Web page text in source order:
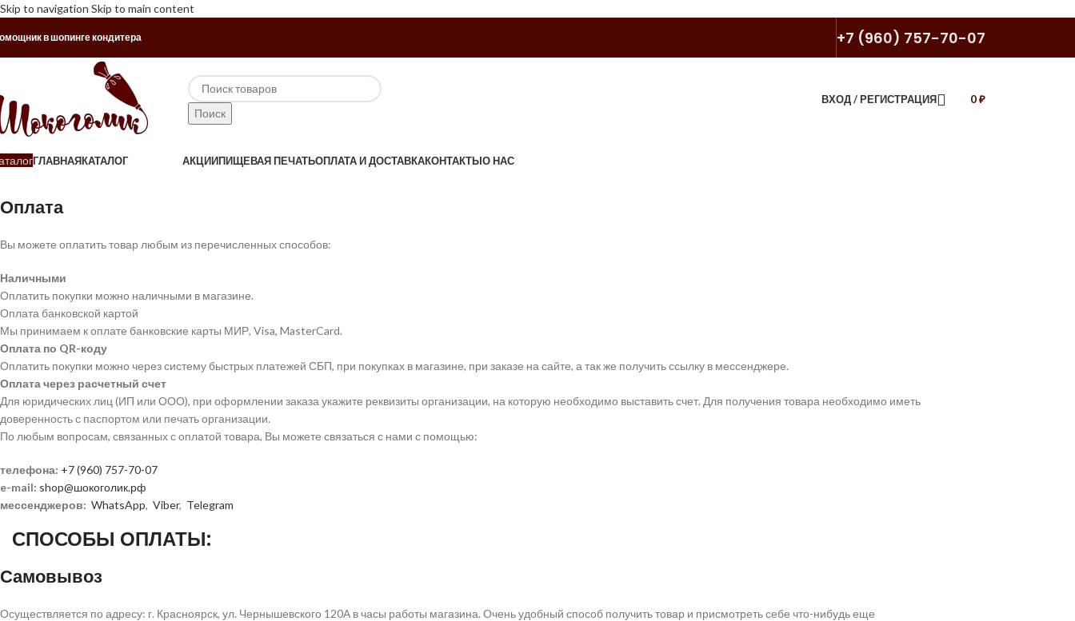
Skip to navigation Skip to main content
в шопинге кондитера +7 (960) 757-70-07
Поиск
ВХОД / РЕГИСТРАЦИЯ 0₽
ГЛАВНАЯКАТАЛОГ АКЦИИПИЩЕВАЯ ПЕЧАТЬОПЛАТА И ДОСТАВКАКОНТАКТЫО НАС
Оплата
Вы можете оплатить товар любым из перечисленных способов:
Наличными
Оплатить покупки можно наличными в магазине.
Оплата банковской картой
Мы принимаем к оплате банковские карты МИР, Visa, MasterCard.
Оплата по QR-коду
Оплатить покупки можно через систему быстрых платежей СБП, при покупках в магазине, при заказе на сайте, а так же получить ссылку в мессенджере.
Оплата через расчетный счет
Для юридических лиц (ИП или ООО), при оформлении заказа укажите реквизиты организации, на которую необходимо выставить счет. Для получения товара необходимо иметь
доверенность с паспортом или печать организации.
По любым вопросам, связанных с оплатой товара, Вы можете связаться с нами с помощью:
телефона: +7 (960) 757-70-07
e-mail: shop@шокоголик.рф
мессенджеров: WhatsApp, Viber, Telegram
СПОСОБЫ ОПЛАТЫ:
Самовывоз
Осуществляется по адресу: г. Красноярск, ул. Чернышевского 120А в часы работы магазина. Очень удобный способ получить товар и присмотреть себе что-нибудь еще